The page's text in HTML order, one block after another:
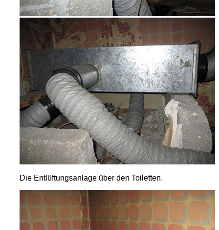
Die Entlüftungsanlage über den Toiletten.